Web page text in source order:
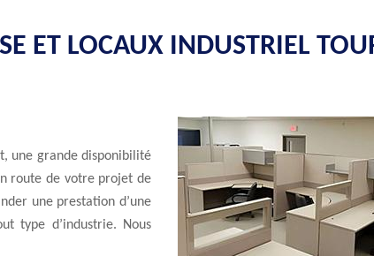
ET LOCAUX INDUSTRIEL
une grande disponibilité
route de votre projet de
une prestation d’une
type d’industrie. Nous